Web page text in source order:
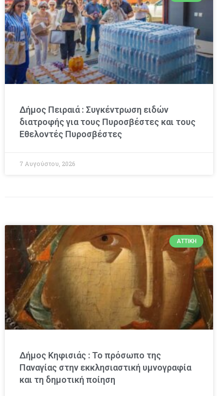
Δήμος Πειραιά : Συγκέντρωση ειδών
διατροφής για τους Πυροσβέστες και τους
Εθελοντές Πυροσβέστες
7 Αυγούστου, 2026
ΑΤΤΙΚΉ
Δήμος Κηφισιάς : Το πρόσωπο της
Παναγίας στην εκκλησιαστική υμνογραφία
και τη δημοτική ποίηση